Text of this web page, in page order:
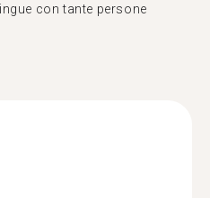
con tante persone